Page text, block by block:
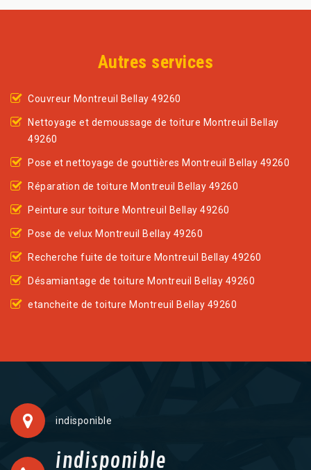
Autres services
Couvreur Montreuil Bellay 49260
Nettoyage et demoussage de toiture Montreuil Bellay
49260
Pose et nettoyage de gouttières Montreuil Bellay 49260
Réparation de toiture Montreuil Bellay 49260
Peinture sur toiture Montreuil Bellay 49260
Pose de velux Montreuil Bellay 49260
Recherche fuite de toiture Montreuil Bellay 49260
Désamiantage de toiture Montreuil Bellay 49260
etancheite de toiture Montreuil Bellay 49260
indisponible
indisponible